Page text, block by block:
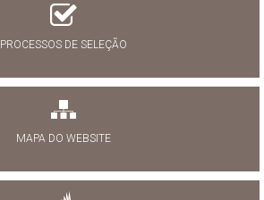
PROCESSOS DE SELEÇÃO
MAPA DO WEBSITE